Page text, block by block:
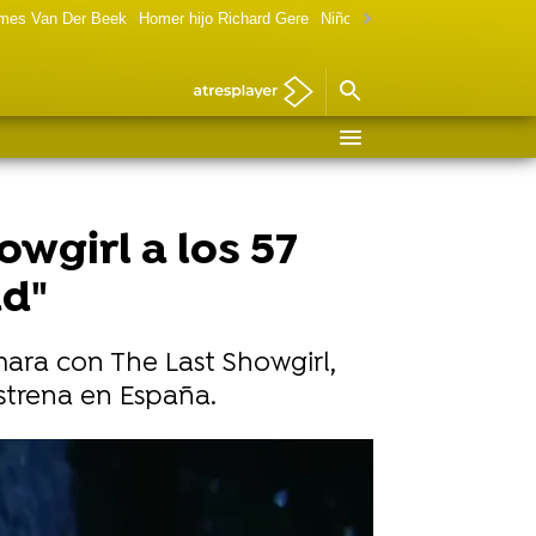
Van Der Beek Homer hijo Richard Gere Niño de Terminator ahora
a los 57
con The Last Showgirl,
en España.